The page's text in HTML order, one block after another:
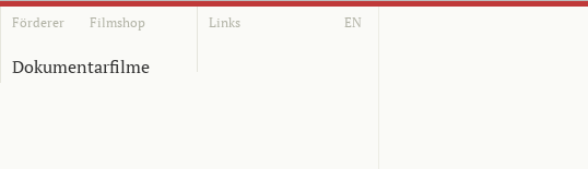
Förderer Filmshop Links EN
Dokumentarfilme